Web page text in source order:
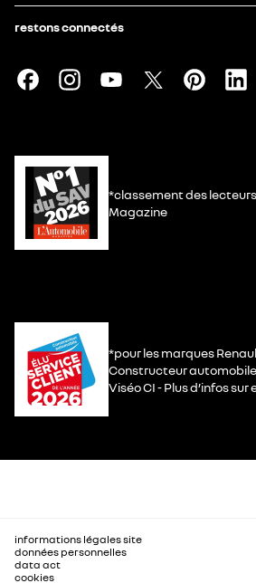
restons connectés
*classement des
Magazine
*pour les marques
Constructeur
Viséo CI - Plus d’infos sur
informations légales site
données personnelles
data act
cookies